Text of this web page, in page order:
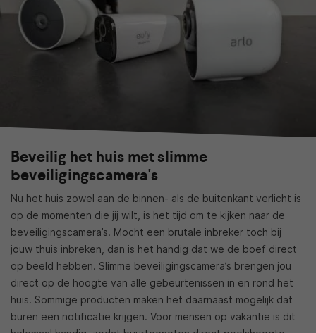
Beveilig het huis met slimme
beveiligingscamera's
Nu het huis zowel aan de binnen- als de buitenkant verlicht is
op de momenten die jij wilt, is het tijd om te kijken naar de
beveiligingscamera’s. Mocht een brutale inbreker toch bij
jouw thuis inbreken, dan is het handig dat we de boef direct
op beeld hebben. Slimme beveiligingscamera’s brengen jou
direct op de hoogte van alle gebeurtenissen in en rond het
huis. Sommige producten maken het daarnaast mogelijk dat
buren een notificatie krijgen. Voor mensen op vakantie is dit